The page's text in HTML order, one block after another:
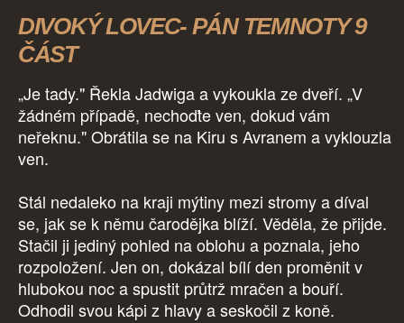
DIVOKÝ LOVEC- PÁN TEMNOTY 9
ČÁST
„Je tady." Řekla Jadwiga a vykoukla ze dveří. „V
žádném případě, nechoďte ven, dokud vám
neřeknu." Obrátila se na Kiru s Avranem a vyklouzla
ven.
Stál nedaleko na kraji mýtiny mezi stromy a díval
se, jak se k němu čarodějka blíží. Věděla, že přijde.
Stačil ji jediný pohled na oblohu a poznala, jeho
rozpoložení. Jen on, dokázal bílí den proměnit v
hlubokou noc a spustit průtrž mračen a bouří.
Odhodil svou kápi z hlavy a seskočil z koně.